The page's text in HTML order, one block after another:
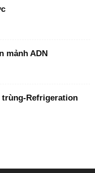
mảnh ADN
Refrigeration